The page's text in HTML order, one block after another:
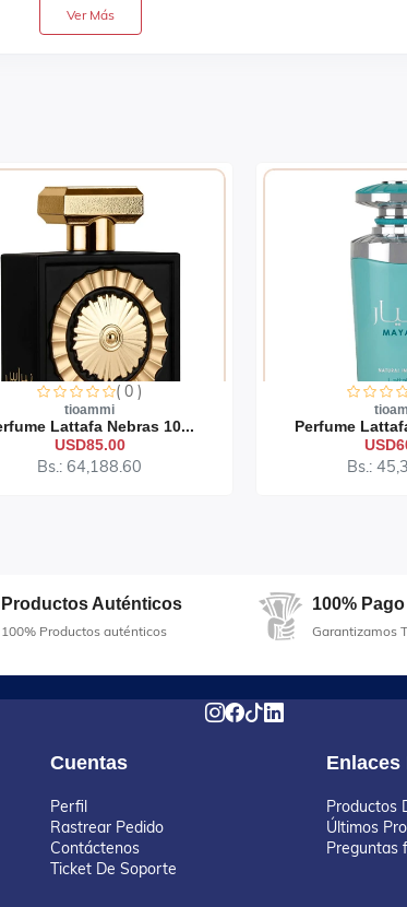
Ver Más
( 0 )
tioammi
Lattafa Nebras 10...
USD85.00
Bs.: 64,188.60
Perfume
Bs.:
Productos Auténticos
100% Productos auténticos
100%
Garantizamos
Cuentas
Perfil
Rastrear Pedido
Contáctenos
Ticket De Soporte
Enlaces
Productos
Últimos
Preguntas